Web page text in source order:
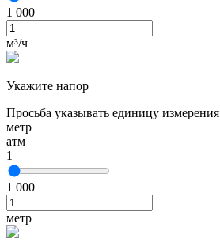
1 000
м³/ч
Укажите напор
Просьба указывать единицу измерения
метр
атм
1
1 000
метр